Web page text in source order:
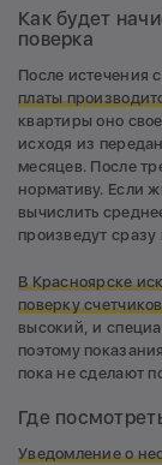
Как будет
поверка
После истечения
платы
квартиры оно
исходя из
месяцев. После
нормативу. Если
вычислить
произведут сразу
В Красноярске и
поверку
высокий, и
поэтому
пока не сделают
Где
Уведомление о